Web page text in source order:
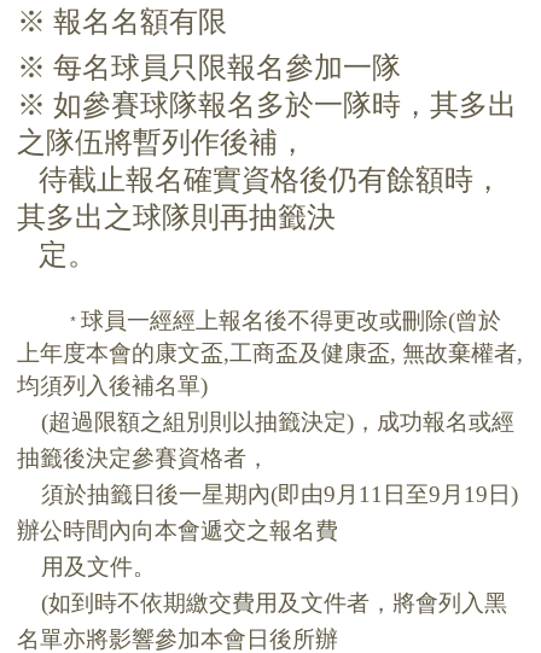
※ 報名名額有限
※ 每名球員只限報名參加一隊
※如參賽球隊報名多於一隊時，其多出
之隊伍將暫列作後補 ，
待截止報名確實資格後仍有餘額時，
其多出之球隊則再抽籤決
定。
*球員一經經上報名後不得更改或刪除(曾於
上年度本會的康文盃,工商盃及健康盃, 無故棄權者,
均須列入後補名單)
(超過限額之組別則以抽籤決定)，成功報名或經
抽籤後決定參賽資格者，
須於抽籤日後一星期內(即由9月11日至9月19日)
辦公時間內向本會遞交之報名費
用及文件。
(如到時不依期繳交費用及文件者，將會列入黑
名單亦將影響參加本會日後所辦